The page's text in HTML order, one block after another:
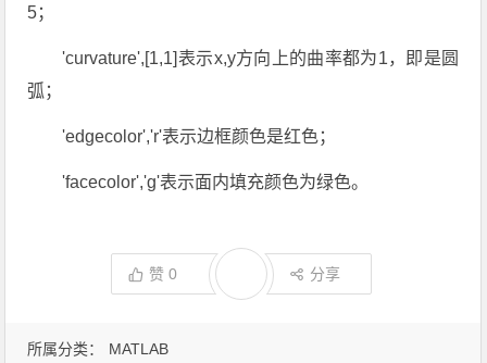
5；
'curvature',[1,1]表示x,y方向上的曲率都为1，即是圆
弧；
'edgecolor','r'表示边框颜色是红色；
'facecolor','g'表示面内填充颜色为绿色。
赞0 分享
所属分类： MATLAB